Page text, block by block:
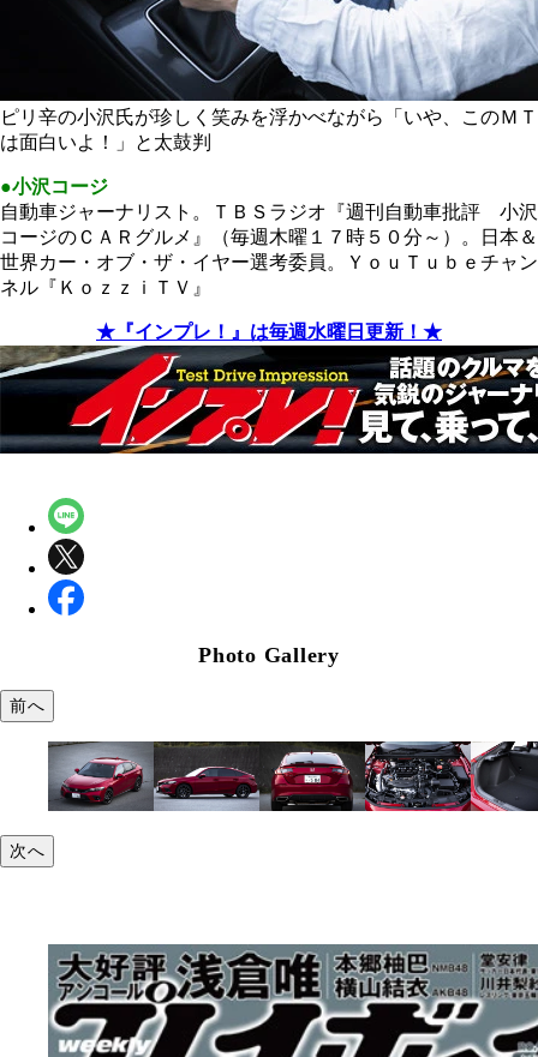
ピリ辛の小沢氏が珍しく笑みを浮かべながら「いや、このＭＴ
は面白いよ！」と太鼓判
●小沢コージ
自動車ジャーナリスト。ＴＢＳラジオ『週刊自動車批評 小沢
コージのＣＡＲグルメ』（毎週木曜１７時５０分～）。日本＆
世界カー・オブ・ザ・イヤー選考委員。ＹｏｕＴｕｂｅチャン
ネル『ＫｏｚｚｉＴＶ』
★『インプレ！』は毎週水曜日更新！★
Photo Gallery
前へ
次へ